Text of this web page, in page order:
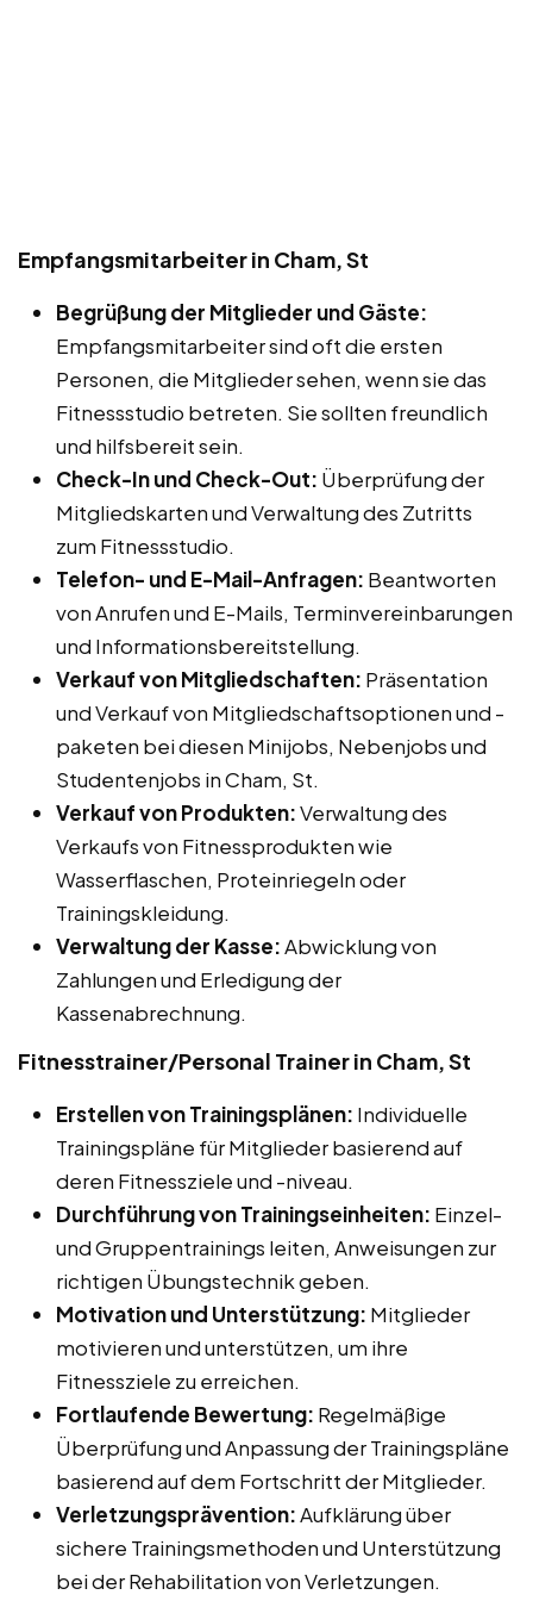
Empfangsmitarbeiter in Cham, St
Begrüßung der Mitglieder und Gäste:
Empfangsmitarbeiter sind oft die ersten
Personen, die Mitglieder sehen, wenn sie das
Fitnessstudio betreten. Sie sollten freundlich
und hilfsbereit sein.
Check-In und Check-Out: Überprüfung der
Mitgliedskarten und Verwaltung des Zutritts
zum Fitnessstudio.
Telefon- und E-Mail-Anfragen: Beantworten
von Anrufen und E-Mails, Terminvereinbarungen
und Informationsbereitstellung.
Verkauf von Mitgliedschaften: Präsentation
und Verkauf von Mitgliedschaftsoptionen und -
paketen bei diesen Minijobs, Nebenjobs und
Studentenjobs in Cham, St.
Verkauf von Produkten:Verwaltung des
Verkaufs von Fitnessprodukten wie
Wasserflaschen, Proteinriegeln oder
Trainingskleidung.
Verwaltung der Kasse:Abwicklung von
Zahlungen und Erledigung der
Kassenabrechnung.
Fitnesstrainer/Personal Trainer in Cham, St
Erstellen von Trainingsplänen: Individuelle
Trainingspläne für Mitglieder basierend auf
deren Fitnessziele und -niveau.
Durchführung von Trainingseinheiten: Einzel-
und Gruppentrainings leiten, Anweisungen zur
richtigen Übungstechnik geben.
Motivation und Unterstützung: Mitglieder
motivieren und unterstützen, um ihre
Fitnessziele zu erreichen.
Fortlaufende Bewertung: Regelmäßige
Überprüfung und Anpassung der Trainingspläne
basierend auf dem Fortschritt der Mitglieder.
Verletzungsprävention:Aufklärung über
sichere Trainingsmethoden und Unterstützung
bei der Rehabilitation von Verletzungen.